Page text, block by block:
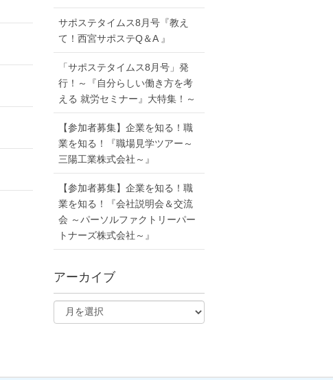
サポステタイムス8月号『教え
て！西宮サポステQ＆A 』
「サポステタイムス8月号」発
行！～『自分らしい働き方を考
える 就労セミナー』大特集！～
【参加者募集】企業を知る！職
業を知る！『職場見学ツアー～
三陽工業株式会社～』
【参加者募集】企業を知る！職
業を知る！『会社説明会＆交流
会 ～パーソルファクトリーパー
トナーズ株式会社～』
アーカイブ